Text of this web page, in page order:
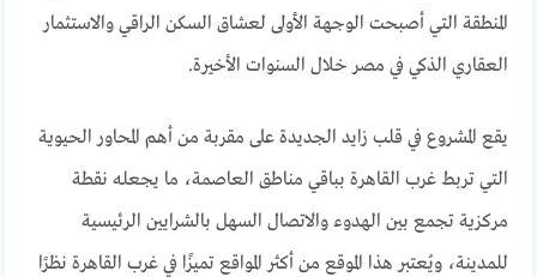
المنطقة التي أصبحت الوجهة الأولى لعشاق السكن الراقي والاستثمار
العقاري الذكي في مصر خلال السنوات الأخيرة.
يقع المشروع في قلب زايد الجديدة على مقربة من أهم المحاور الحيوية
التي تربط غرب القاهرة بباقي مناطق العاصمة، ما يجعله نقطة
مركزية تجمع بين الهدوء والاتصال السهل بالشرايين الرئيسية
للمدينة، ويُعتبر هذا الموقع من أكثر المواقع تميزًا في غرب القاهرة نظرًا